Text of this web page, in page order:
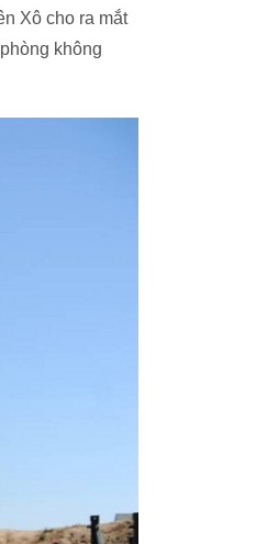
Xô cho ra mắt
không